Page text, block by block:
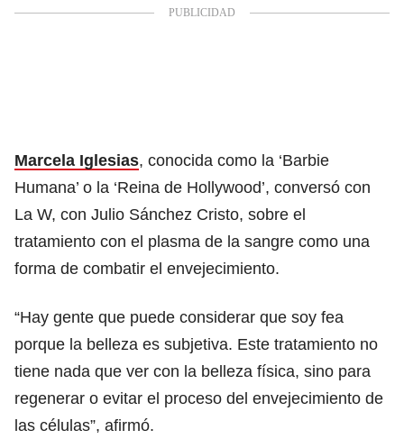
Marcela Iglesias, conocida como la ‘Barbie
Humana’ o la ‘Reina de Hollywood’, conversó con
La W, con Julio Sánchez Cristo, sobre el
tratamiento con el plasma de la sangre como una
forma de combatir el envejecimiento.
“Hay gente que puede considerar que soy fea
porque la belleza es subjetiva. Este tratamiento no
tiene nada que ver con la belleza física, sino para
regenerar o evitar el proceso del envejecimiento de
las células”, afirmó.